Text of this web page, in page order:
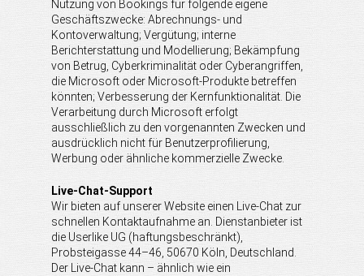
Nutzung von Bookings für folgende eigene
Geschäftszwecke: Abrechnungs- und
Kontoverwaltung; Vergütung; interne
Berichterstattung und Modellierung; Bekämpfung
von Betrug, Cyberkriminalität oder Cyberangriffen,
die Microsoft oder Microsoft-Produkte betreffen
könnten; Verbesserung der Kernfunktionalität. Die
Verarbeitung durch Microsoft erfolgt
ausschließlich zu den vorgenannten Zwecken und
ausdrücklich nicht für Benutzerprofilierung,
Werbung oder ähnliche kommerzielle Zwecke.
Live-Chat-Support
Wir bieten auf unserer Website einen Live-Chat zur
schnellen Kontaktaufnahme an. Dienstanbieter ist
die Userlike UG (haftungsbeschränkt),
Probsteigasse 44–46, 50670 Köln, Deutschland.
Der Live-Chat kann – ähnlich wie ein